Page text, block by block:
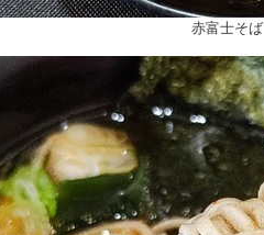
赤富士そば